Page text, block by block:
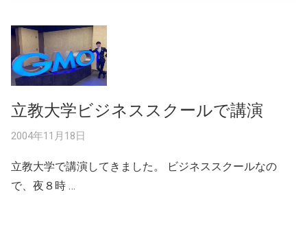
立教大学ビジネススクールで講演
2004年11月18日
立教大学で講演してきました。 ビジネススクールなの
で、夜８時 …